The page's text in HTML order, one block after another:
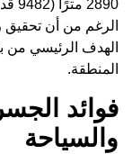
الرغم من أن تحقيق
الهدف الرئيسي من
المنطقة.
فوائد
والسياحة